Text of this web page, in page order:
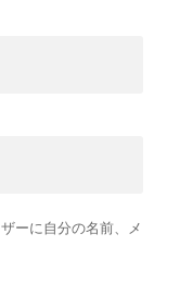
ーに自分の名前、メ